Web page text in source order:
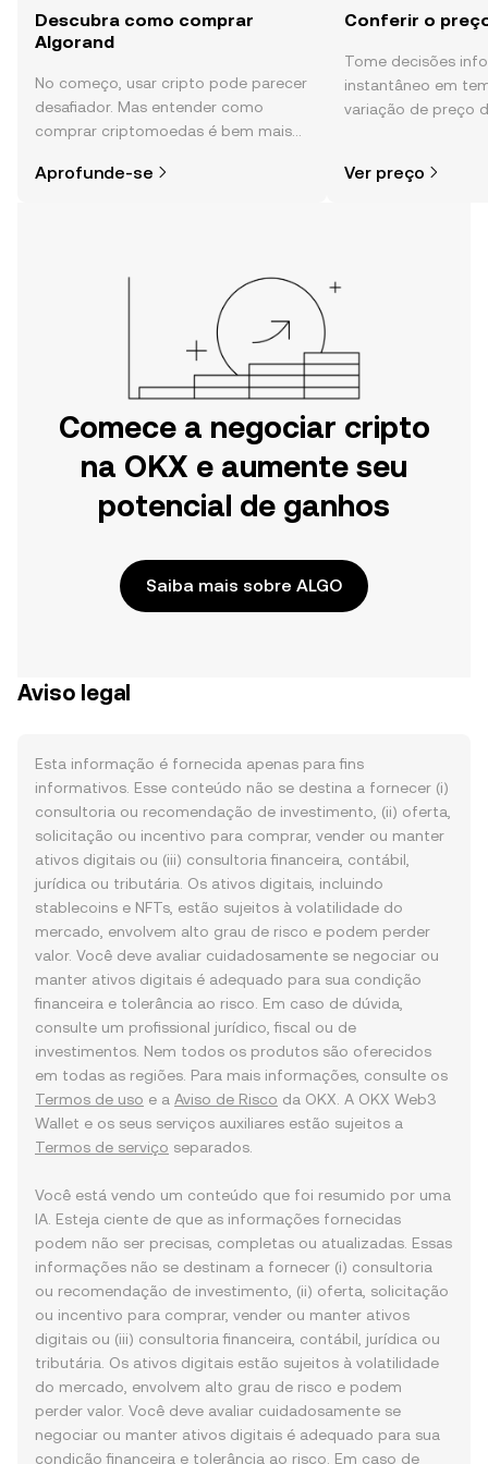
Descubra como comprar
Algorand
No começo, usar cripto pode parecer
desafiador. Mas entender como
comprar criptomoedas é bem mais
especialmente quando você já sabe
Aprofunde-se
Conferir o
Tome decisões
instantâneo em
variação de preço
Ver preço
Comece a negociar cripto
na OKX e aumente seu
potencial de ganhos
Saiba mais sobre ALGO
Aviso legal
Esta informação é fornecida apenas para fins
informativos. Esse conteúdo não se destina a fornecer (i)
consultoria ou recomendação de investimento, (ii) oferta,
solicitação ou incentivo para comprar, vender ou manter
ativos digitais ou (iii) consultoria financeira, contábil,
jurídica ou tributária. Os ativos digitais, incluindo
stablecoins e NFTs, estão sujeitos à volatilidade do
mercado, envolvem alto grau de risco e podem perder
valor. Você deve avaliar cuidadosamente se negociar ou
manter ativos digitais é adequado para sua condição
financeira e tolerância ao risco. Em caso de dúvida,
consulte um profissional jurídico, fiscal ou de
investimentos. Nem todos os produtos são oferecidos
em todas as regiões. Para mais informações, consulte os
Termos de uso e a Aviso de Risco da OKX. A OKX Web3
Wallet e os seus serviços auxiliares estão sujeitos a
Termos de serviço separados.
Você está vendo um conteúdo que foi resumido por uma
IA. Esteja ciente de que as informações fornecidas
podem não ser precisas, completas ou atualizadas. Essas
informações não se destinam a fornecer (i) consultoria
ou recomendação de investimento, (ii) oferta, solicitação
ou incentivo para comprar, vender ou manter ativos
digitais ou (iii) consultoria financeira, contábil, jurídica ou
tributária. Os ativos digitais estão sujeitos à volatilidade
do mercado, envolvem alto grau de risco e podem
perder valor. Você deve avaliar cuidadosamente se
negociar ou manter ativos digitais é adequado para sua
condição financeira e tolerância ao risco. Em caso de